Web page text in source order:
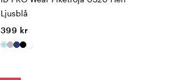
Ljusblå
399 kr